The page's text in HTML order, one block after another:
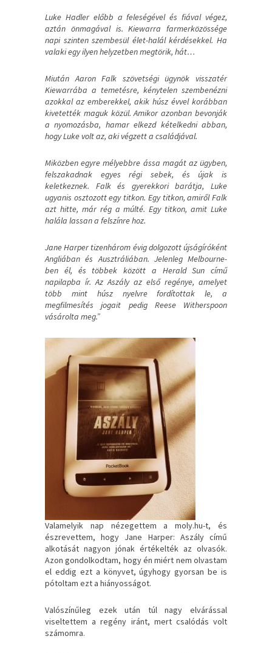
Luke Hadler előbb a feleségével és fiával végez,
aztán önmagával is. Kiewarra farmerközössége
napi szinten szembesül élet-halál kérdésekkel. Ha
valaki egy ilyen helyzetben megtörik, hát…
Miután Aaron Falk szövetségi ügynök visszatér
Kiewarrába a temetésre, kénytelen szembenézni
azokkal az emberekkel, akik húsz évvel korábban
kivetették maguk közül. Amikor azonban bevonják
a nyomozásba, hamar elkezd kételkedni abban,
hogy Luke volt az, aki végzett a családjával.
Miközben egyre mélyebbre ássa magát az ügyben,
felszakadnak egyes régi sebek, és újak is
keletkeznek. Falk és gyerekkori barátja, Luke
ugyanis osztozott egy titkon. Egy titkon, amiről Falk
azt hitte, már rég a múlté. Egy titkon, amit Luke
halála lassan a felszínre hoz.
Jane Harper tizenhárom évig dolgozott újságíróként
Angliában és Ausztráliában. Jelenleg Melbourne-
ben él, és többek között a Herald Sun című
napilapba ír. Az Aszály az első regénye, amelyet
több mint húsz nyelvre fordítottak le, a
megfilmesítés jogait pedig Reese Witherspoon
vásárolta meg.”
Valamelyik nap nézegettem a moly.hu-t, és
észrevettem, hogy Jane Harper: Aszály című
alkotását nagyon jónak értékelték az olvasók.
Azon gondolkodtam, hogy én miért nem olvastam
el eddig ezt a könyvet, úgyhogy gyorsan be is
pótoltam ezt a hiányosságot.
Valószínűleg ezek után túl nagy elvárással
viseltettem a regény iránt, mert csalódás volt
számomra.